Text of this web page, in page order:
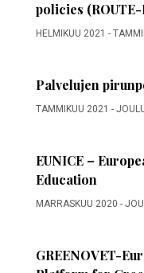
policies
HELMIKUU 2021 -
Palvelujen
TAMMIKUU 2021 -
EUNICE –
Education
MARRASKUU 2020 -
GREENOVET-